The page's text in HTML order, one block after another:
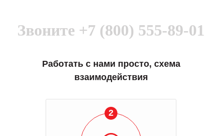
Звоните +7 (800) 555-89-01
Работать с нами просто, схема
взаимодействия
2